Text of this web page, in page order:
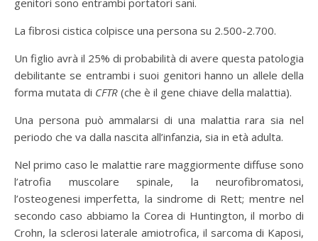
genitori sono entrambi portatori sani.
La fibrosi cistica colpisce una persona su 2.500-2.700.
Un figlio avrà il 25% di probabilità di avere questa patologia
debilitante se entrambi i suoi genitori hanno un allele della
forma mutata di CFTR (che è il gene chiave della malattia).
Una persona può ammalarsi di una malattia rara sia nel
periodo che va dalla nascita all’infanzia, sia in età adulta.
Nel primo caso le malattie rare maggiormente diffuse sono
l’atrofia muscolare spinale, la neurofibromatosi,
l’osteogenesi imperfetta, la sindrome di Rett; mentre nel
secondo caso abbiamo la Corea di Huntington, il morbo di
Crohn, la sclerosi laterale amiotrofica, il sarcoma di Kaposi,